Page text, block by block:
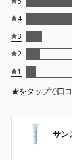
●無油分、無
●近赤外線カ
ちり・ほこり
ーエキス配合
*1 酸化チタン
等の空気中の
*5 酸化チタ
ズ *6 シリル
4
3
2
1
★をタップで口
サン